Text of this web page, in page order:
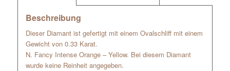
Beschreibung
Dieser Diamant ist gefertigt mit einem Ovalschliff mit einem
Gewicht von 0.33 Karat.
N. Fancy Intense Orange – Yellow. Bei diesem Diamant
wurde keine Reinheit angegeben.